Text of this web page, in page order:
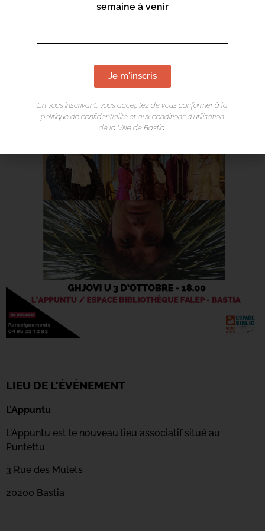
LIEU DE L'ÉVÉNEMENT
L’Appuntu
L'Appuntu est le nouveau lieu associatif situé au
Puntettu.
3 Rue des Mulets
20200 Bastia
semaine à venir
Je m'inscris
En vous inscrivant, vous acceptez de vous conformer à la
politique de confidentialité et aux conditions d’utilisation
de la Ville de Bastia.